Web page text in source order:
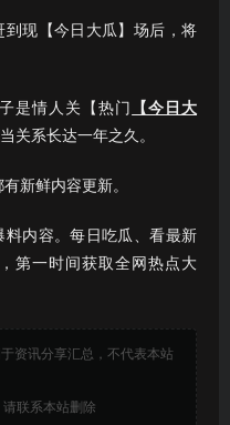
现【今日大瓜】场后，将
是情人关【热门
【今日大
关系长达一年之久。
新鲜内容更新。
料内容。每日吃瓜、看最新
第一时间获取全网热点大
资讯分享汇总，不代表本站
联系本站删除